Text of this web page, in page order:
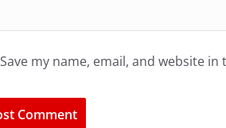
Save my name, email, and website